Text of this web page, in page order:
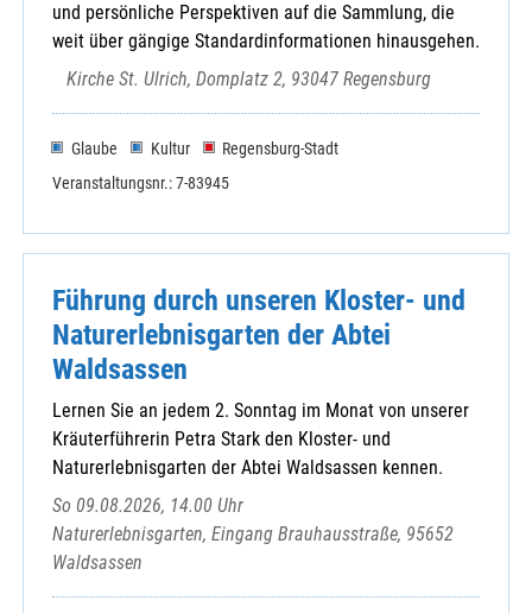
und persönliche Perspektiven auf die Sammlung, die
weit über gängige Standardinformationen hinausgehen.
Kirche St. Ulrich, Domplatz 2, 93047 Regensburg
Glaube Kultur
Regensburg-Stadt
Veranstaltungsnr.: 7-83945
Führung durch unseren Kloster- und
Naturerlebnisgarten der Abtei
Waldsassen
Lernen Sie an jedem 2. Sonntag im Monat von unserer
Kräuterführerin Petra Stark den Kloster- und
Naturerlebnisgarten der Abtei Waldsassen kennen.
So 09.08.2026, 14.00 Uhr
Naturerlebnisgarten, Eingang Brauhausstraße, 95652
Waldsassen